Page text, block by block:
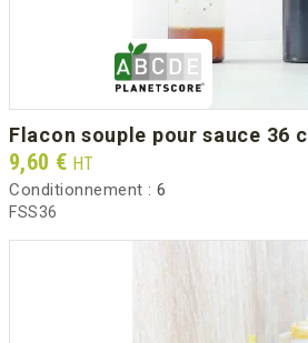
flacon souple pour sauce 36 cl
Prix
9,60 € HT
Conditionnement : 6
FSS36